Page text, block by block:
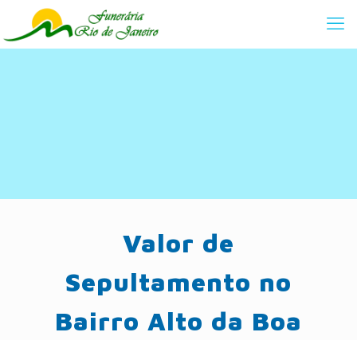
Valor de
Sepultamento no
Bairro Alto da Boa